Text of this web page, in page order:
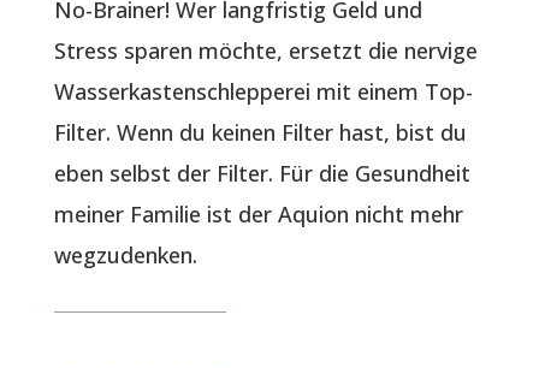
No-Brainer! Wer langfristig Geld und
Stress sparen möchte, ersetzt die nervige
Wasserkastenschlepperei mit einem Top-
Filter. Wenn du keinen Filter hast, bist du
eben selbst der Filter. Für die Gesundheit
meiner Familie ist der Aquion nicht mehr
wegzudenken.